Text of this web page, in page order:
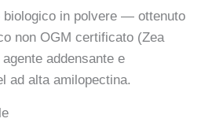
biologico in polvere — ottenuto
non OGM certificato (Zea
addensante e
ad alta amilopectina.